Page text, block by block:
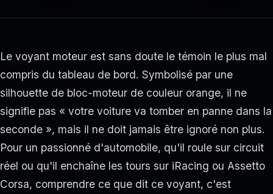
Le voyant moteur est sans doute le témoin le plus mal
compris du tableau de bord. Symbolisé par une
silhouette de bloc-moteur de couleur orange, il ne
signifie pas « votre voiture va tomber en panne dans la
seconde », mais il ne doit jamais être ignoré non plus.
Pour un passionné d'automobile, qu'il roule sur circuit
réel ou qu'il enchaîne les tours sur iRacing ou Assetto
Corsa, comprendre ce que dit ce voyant, c'est